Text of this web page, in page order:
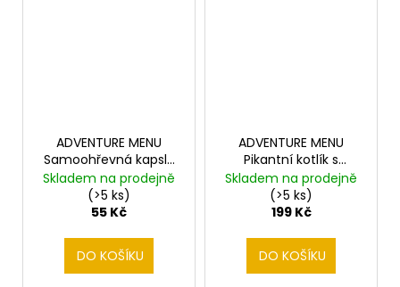
ADVENTURE MENU
Samoohřevná kapsle
60g - na 2 porce
Skladem na prodejně
(>5 ks)
55 Kč
DO KOŠÍKU
ADVENTURE MENU
Pikantní kotlík s
bulgurem
Skladem na prodejně
(>5 ks)
199 Kč
DO KOŠÍKU